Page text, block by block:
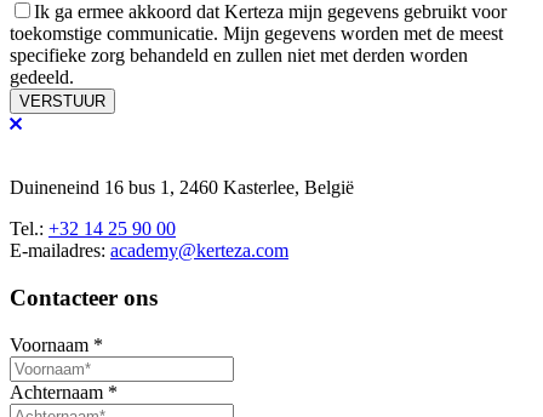
Ik ga ermee akkoord dat Kerteza mijn gegevens gebruikt voor
toekomstige communicatie. Mijn gegevens worden met de meest
specifieke zorg behandeld en zullen niet met derden worden
gedeeld.
VERSTUUR
Duineneind 16 bus 1, 2460 Kasterlee, België
Tel.: +32 14 25 90 00
E-mailadres: academy@kerteza.com
Contacteer ons
Voornaam *
Achternaam *